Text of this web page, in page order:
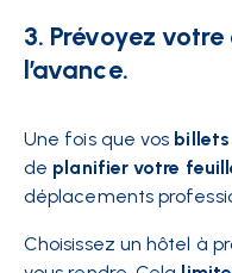
3. Prévoyez
l’avance.
Une fois que vos billets
de planifier votre
déplacements
Choisissez un hôtel à